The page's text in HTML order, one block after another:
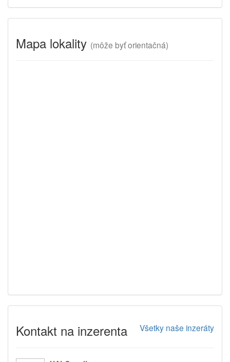
Mapa lokality (môže byť orientačná)
Kontakt na inzerenta Všetky naše inzeráty